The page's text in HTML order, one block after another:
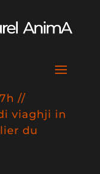
//
viaghji in
du